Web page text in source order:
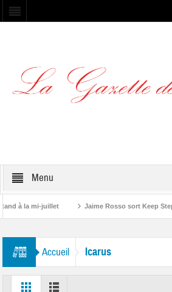
Menu
à la mi-juillet Jaime Rosso sort Keep
Accueil Icarus